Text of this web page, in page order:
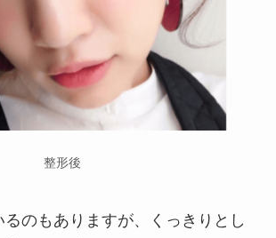
整形後
るのもありますが、くっきりとし